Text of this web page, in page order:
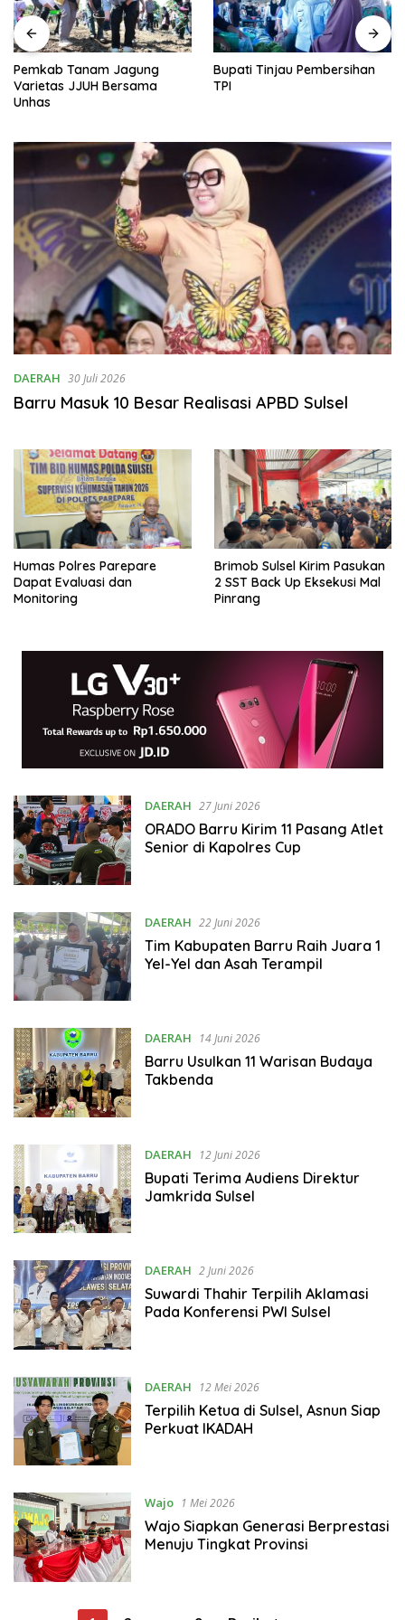
Pemkab Tanam Jagung
Varietas JJUH Bersama
Unhas
Bupati Tinjau Pembersihan
TPI
DAERAH 30 Juli 2026
Barru Masuk 10 Besar Realisasi APBD Sulsel
Humas Polres Parepare
Dapat Evaluasi dan
Monitoring
Brimob Sulsel Kirim Pasukan
2 SST Back Up Eksekusi Mal
Pinrang
DAERAH 27 Juni 2026
ORADO Barru Kirim 11 Pasang Atlet
Senior di Kapolres Cup
DAERAH 22 Juni 2026
Tim Kabupaten Barru Raih Juara 1
Yel-Yel dan Asah Terampil
DAERAH 14 Juni 2026
Barru Usulkan 11 Warisan Budaya
Takbenda
DAERAH 12 Juni 2026
Bupati Terima Audiens Direktur
Jamkrida Sulsel
DAERAH 2 Juni 2026
Suwardi Thahir Terpilih Aklamasi
Pada Konferensi PWI Sulsel
DAERAH 12 Mei 2026
Terpilih Ketua di Sulsel, Asnun Siap
Perkuat IKADAH
Wajo 1 Mei 2026
Wajo Siapkan Generasi Berprestasi
Menuju Tingkat Provinsi